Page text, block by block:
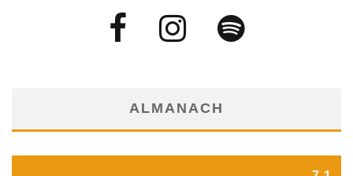
ALMANACH